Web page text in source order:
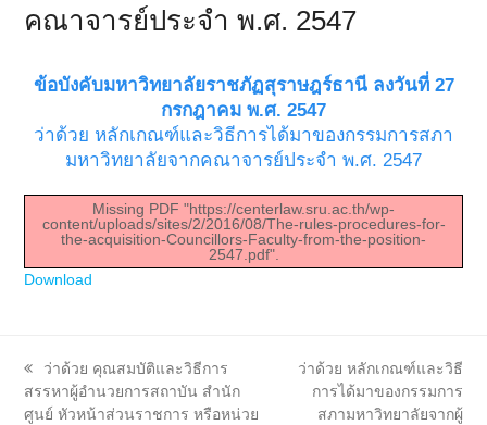
คณาจารย์ประจำ พ.ศ. 2547
ข้อบังคับมหาวิทยาลัยราชภัฏสุราษฎร์ธานี ลงวันที่ 27
กรกฎาคม พ.ศ. 2547
ว่าด้วย หลักเกณฑ์และวิธีการได้มาของกรรมการสภา
มหาวิทยาลัยจากคณาจารย์ประจำ พ.ศ. 2547
Missing PDF "https://centerlaw.sru.ac.th/wp-
content/uploads/sites/2/2016/08/The-rules-procedures-for-
the-acquisition-Councillors-Faculty-from-the-position-
2547.pdf".
Download
previous
post:
ว่าด้วย คุณสมบัติและวิธีการ
สรรหาผู้อำนวยการสถาบัน สำนัก
ศูนย์ หัวหน้าส่วนราชการ หรือหน่วย
next
post:
ว่าด้วย หลักเกณฑ์และวิธี
การได้มาของกรรมการ
สภามหาวิทยาลัยจากผู้